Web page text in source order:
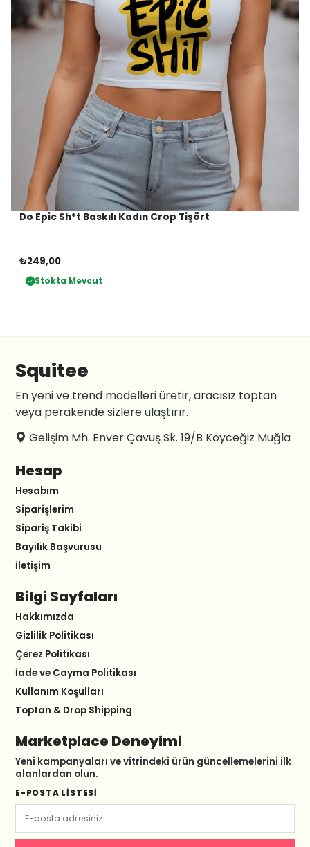
Do Epic Sh*t Baskılı Kadın Crop Tişört
₺249,00
Stokta Mevcut
Squitee
En yeni ve trend modelleri üretir, aracısız toptan
veya perakende sizlere ulaştırır.
Gelişim Mh. Enver Çavuş Sk. 19/B Köyceğiz Muğla
Hesap
Hesabım
Siparişlerim
Sipariş Takibi
Bayilik Başvurusu
İletişim
Bilgi Sayfaları
Hakkımızda
Gizlilik Politikası
Çerez Politikası
İade ve Cayma Politikası
Kullanım Koşulları
Toptan & Drop Shipping
Marketplace Deneyimi
Yeni kampanyaları ve vitrindeki ürün güncellemelerini ilk
alanlardan olun.
E-POSTA LISTESI